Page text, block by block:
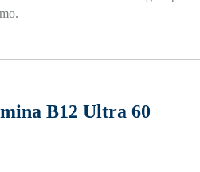
B12 Ultra 60